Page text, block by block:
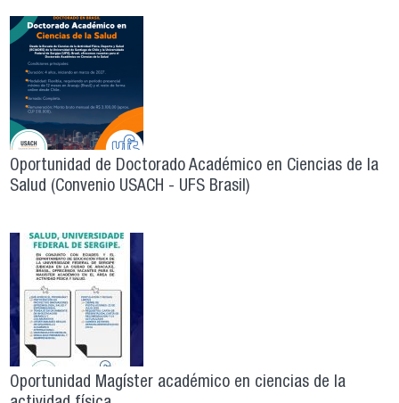
Oportunidad de Doctorado Académico en Ciencias de la
Salud (Convenio USACH - UFS Brasil)
Oportunidad Magíster académico en ciencias de la